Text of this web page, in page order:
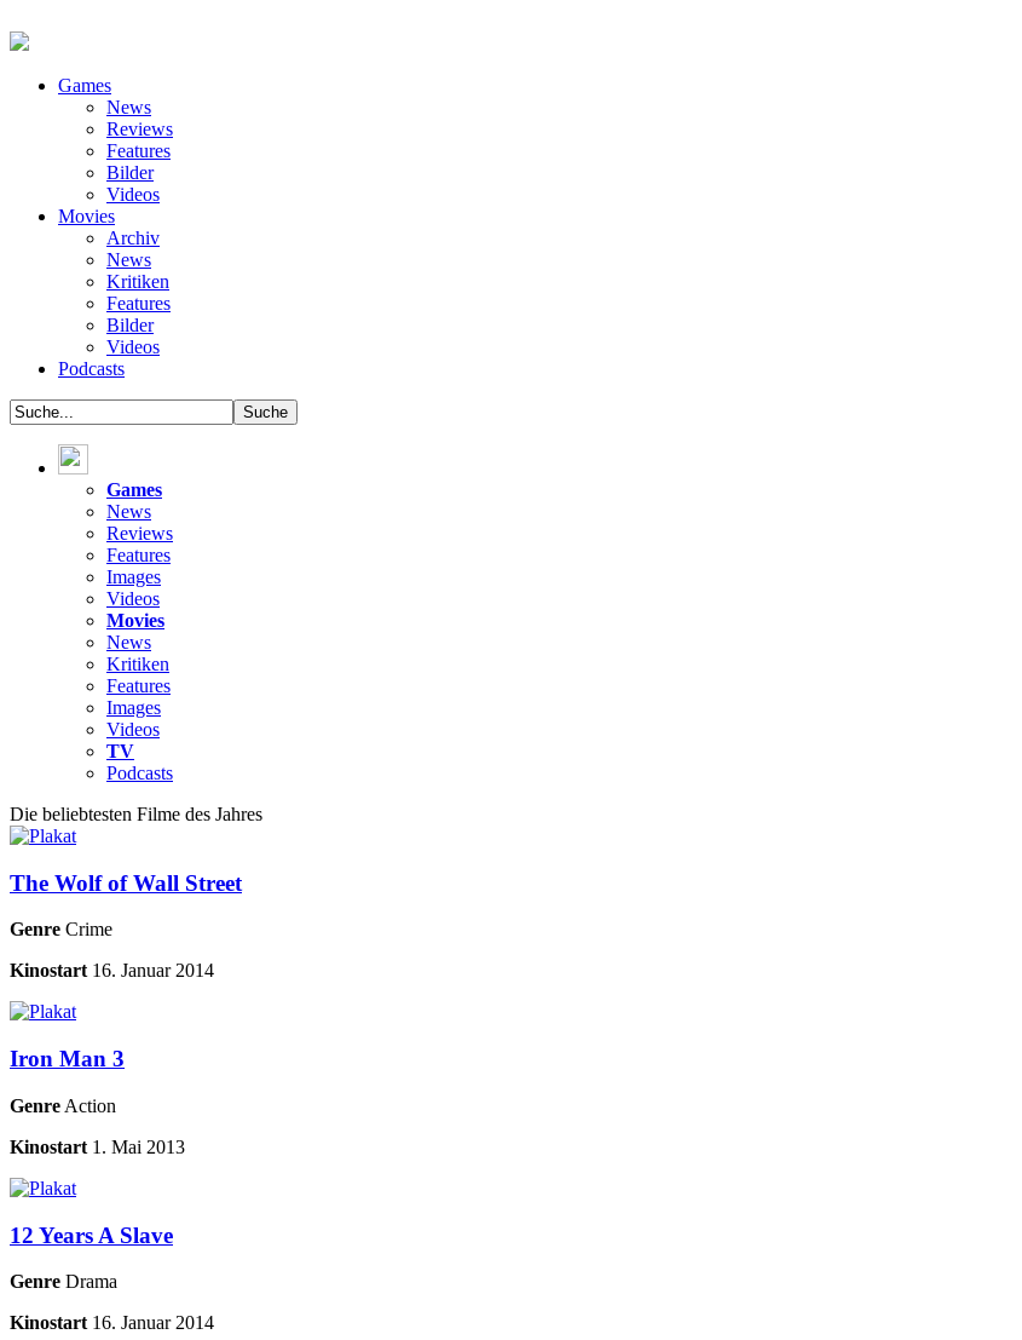
Games
News
Reviews
Features
Bilder
Videos
Movies
Archiv
News
Kritiken
Features
Bilder
Videos
Podcasts
Games
News
Reviews
Features
Images
Videos
Movies
News
Kritiken
Features
Images
Videos
TV
Podcasts
Die beliebtesten Filme des Jahres
The Wolf of Wall Street
Genre Crime
Kinostart 16. Januar 2014
Iron Man 3
Genre Action
Kinostart 1. Mai 2013
12 Years A Slave
Genre Drama
Kinostart 16. Januar 2014